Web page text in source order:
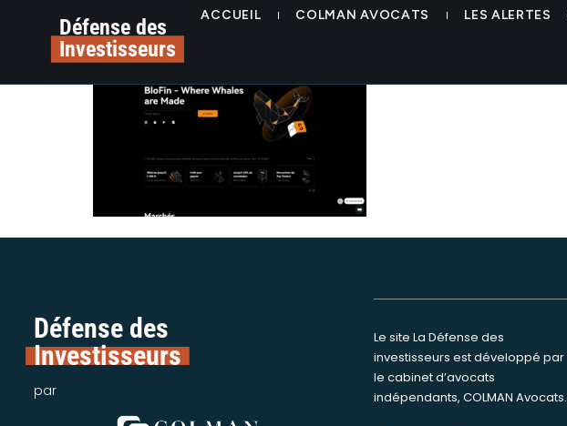
Défense des
Investisseurs
ACCUEIL COLMAN AVOCATS LES ALERTES
Blofin.com
Défense des
Investisseurs
par
Le site La Défense des
investisseurs est développé par
le cabinet d’avocats
indépendants, COLMAN Avocats.
Nous intervenons pour informer,
assister et représenter les
victimes d’escroqueries sur